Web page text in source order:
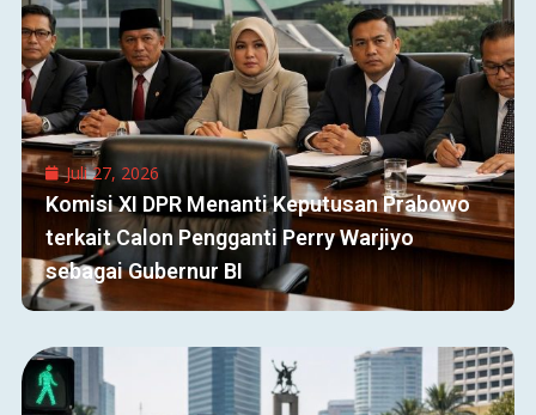
Juli 27, 2026
Komisi XI DPR Menanti Keputusan Prabowo
terkait Calon Pengganti Perry Warjiyo
sebagai Gubernur BI